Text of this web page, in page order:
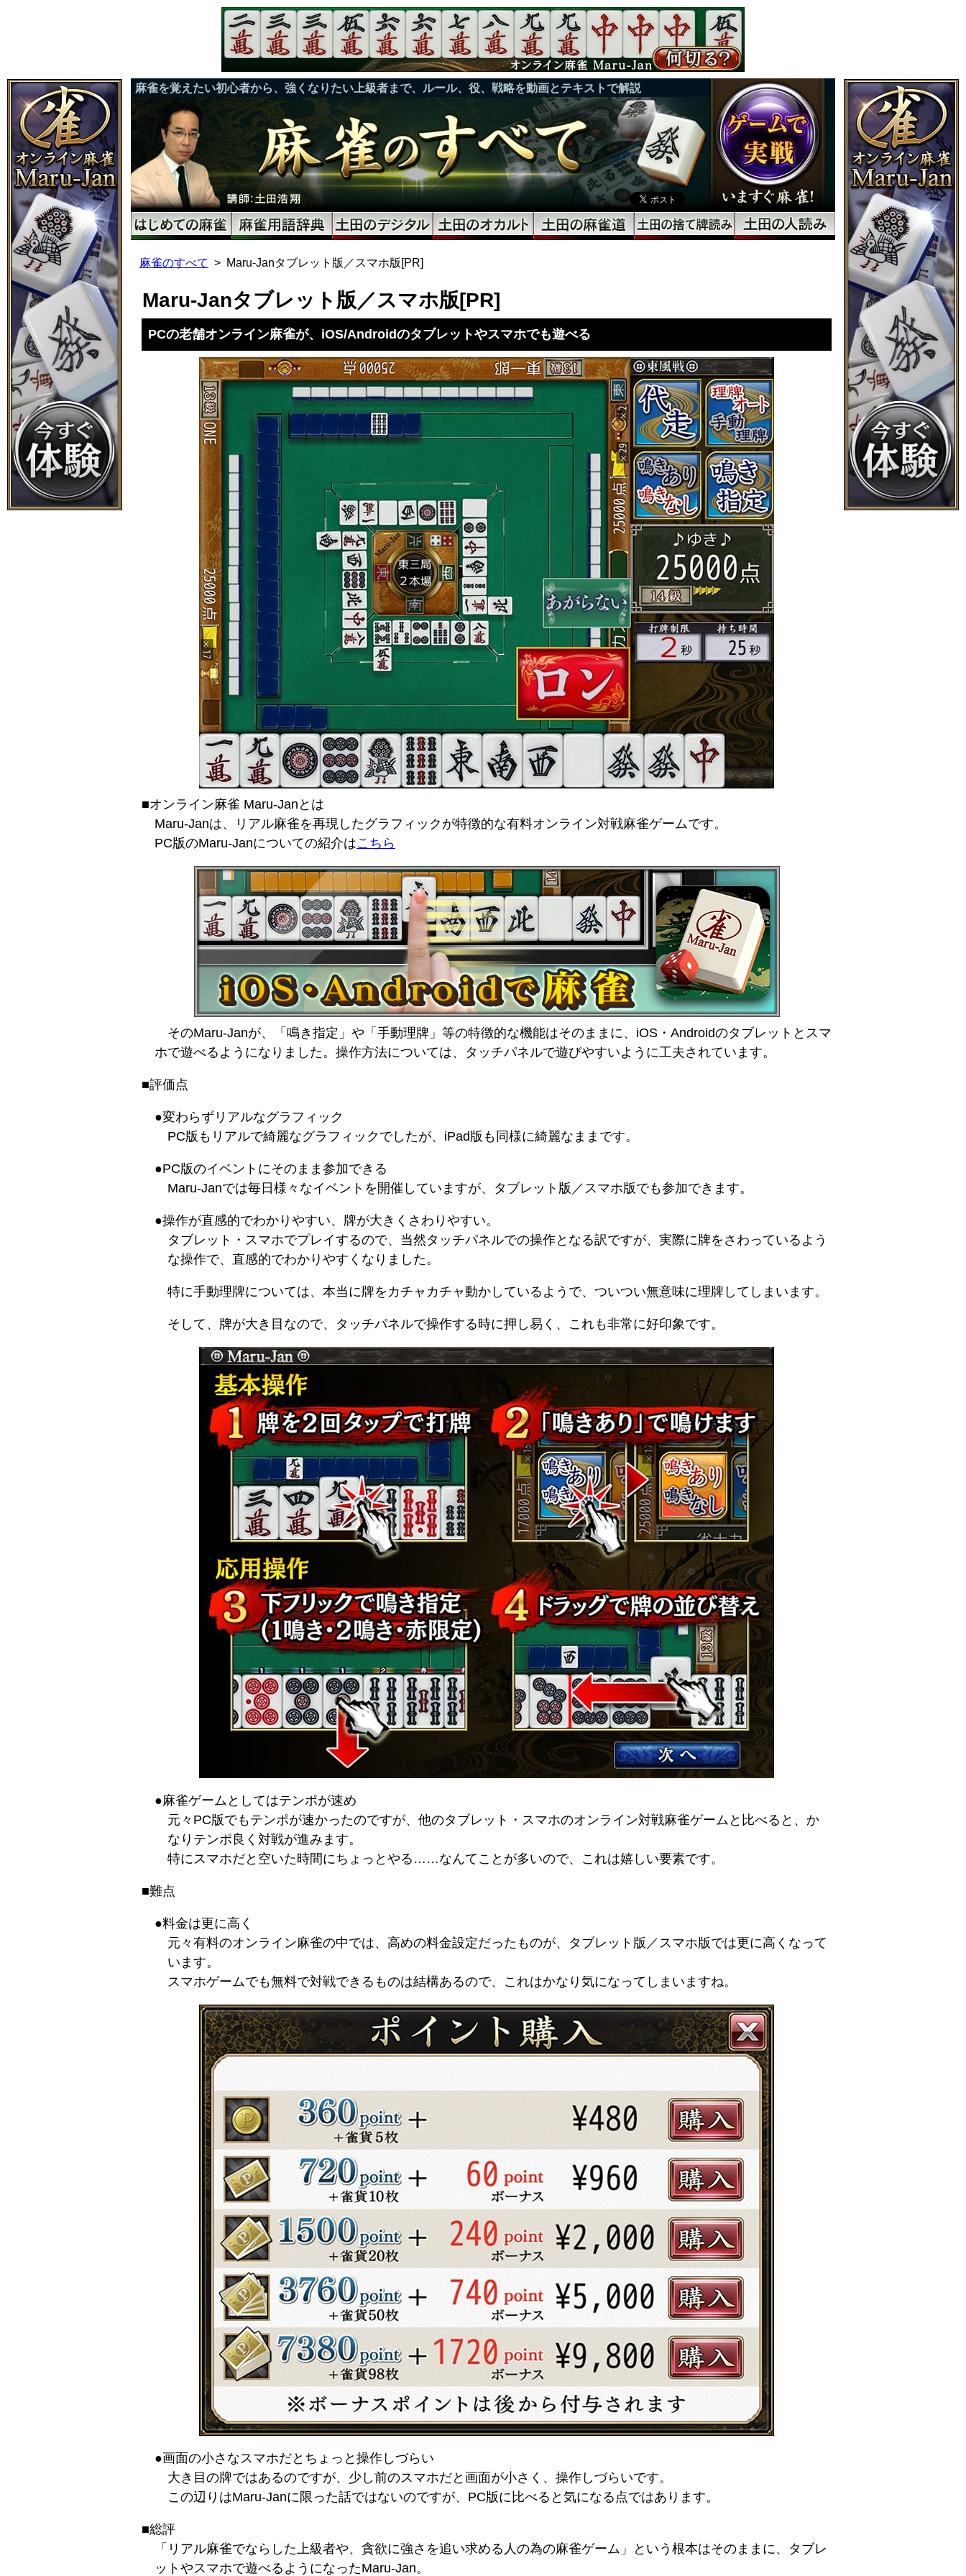
麻雀を覚えたい初心者から、強くなりたい上級者まで、ルール、役、戦略を動画とテキストで解説
麻雀のすべて Maru-Janタブレット版／スマホ版[PR]
Maru-Janタブレット版／スマホ版[PR]
PCの老舗オンライン麻雀が、iOS/Androidのタブレットやスマホでも遊べる
■オンライン麻雀 Maru-Janとは
Maru-Janは、リアル麻雀を再現したグラフィックが特徴的な有料オンライン対戦麻雀ゲームです。
PC版のMaru-Janについての紹介はこちら
そのMaru-Janが、「鳴き指定」や「手動理牌」等の特徴的な機能はそのままに、iOS・Androidのタブレットとスマ
ホで遊べるようになりました。操作方法については、タッチパネルで遊びやすいように工夫されています。
■評価点
●変わらずリアルなグラフィック
PC版もリアルで綺麗なグラフィックでしたが、iPad版も同様に綺麗なままです。
●PC版のイベントにそのまま参加できる
Maru-Janでは毎日様々なイベントを開催していますが、タブレット版／スマホ版でも参加できます。
●操作が直感的でわかりやすい、牌が大きくさわりやすい。
タブレット・スマホでプレイするので、当然タッチパネルでの操作となる訳ですが、実際に牌をさわっているよう
な操作で、直感的でわかりやすくなりました。
特に手動理牌については、本当に牌をカチャカチャ動かしているようで、ついつい無意味に理牌してしまいます。
そして、牌が大き目なので、タッチパネルで操作する時に押し易く、これも非常に好印象です。
●麻雀ゲームとしてはテンポが速め
元々PC版でもテンポが速かったのですが、他のタブレット・スマホのオンライン対戦麻雀ゲームと比べると、か
なりテンポ良く対戦が進みます。
特にスマホだと空いた時間にちょっとやる……なんてことが多いので、これは嬉しい要素です。
■難点
●料金は更に高く
元々有料のオンライン麻雀の中では、高めの料金設定だったものが、タブレット版／スマホ版では更に高くなって
います。
スマホゲームでも無料で対戦できるものは結構あるので、これはかなり気になってしまいますね。
●画面の小さなスマホだとちょっと操作しづらい
大き目の牌ではあるのですが、少し前のスマホだと画面が小さく、操作しづらいです。
この辺りはMaru-Janに限った話ではないのですが、PC版に比べると気になる点ではあります。
■総評
「リアル麻雀でならした上級者や、貪欲に強さを追い求める人の為の麻雀ゲーム」という根本はそのままに、タブレ
ットやスマホで遊べるようになったMaru-Jan。